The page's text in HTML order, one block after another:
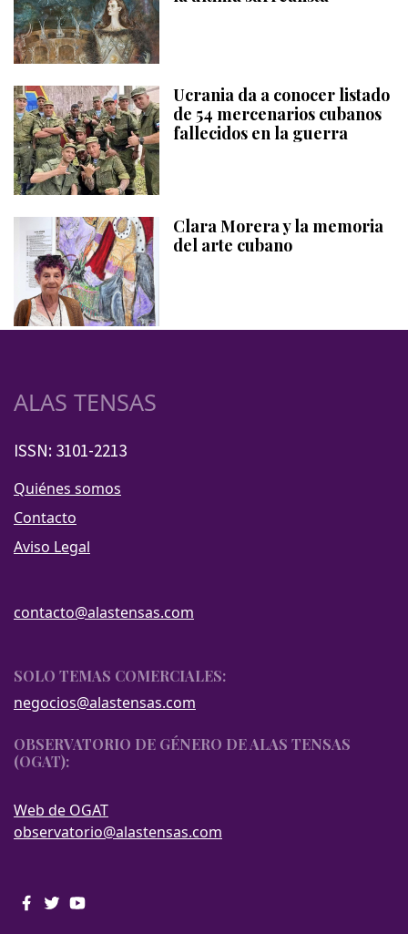
Ucrania da a conocer listado
de 54 mercenarios cubanos
fallecidos en la guerra
Clara Morera y la memoria
del arte cubano
ALAS TENSAS
ISSN: 3101-2213
Quiénes somos
Contacto
Aviso Legal
contacto@alastensas.com
SOLO TEMAS COMERCIALES:
negocios@alastensas.com
OBSERVATORIO DE GÉNERO DE ALAS TENSAS
(OGAT):
Web de OGAT
observatorio@alastensas.com